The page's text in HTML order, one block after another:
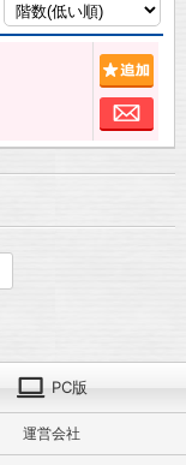
お
PC版
運営会社